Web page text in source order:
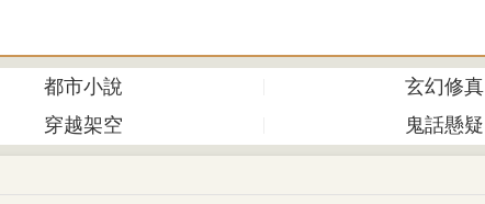
都市小說 玄幻修真
穿越架空 鬼話懸疑